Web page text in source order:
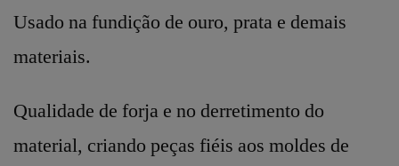
Usado na fundição de ouro, prata e demais
materiais.
Qualidade de forja e no derretimento do
material, criando peças fiéis aos moldes de